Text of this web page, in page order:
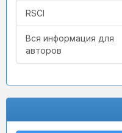
RSCI
Вся информация для
авторов